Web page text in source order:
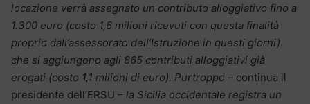
locazione verrà assegnato un contributo alloggiativo fino a
1.300 euro (costo 1,6 milioni ricevuti con questa finalità
proprio dall’assessorato dell’Istruzione in questi giorni)
che si aggiungono agli 865 contributi alloggiativi già
erogati (costo 1,1 milioni di euro). Purtroppo – continua il
presidente dell’ERSU – la Sicilia occidentale registra un